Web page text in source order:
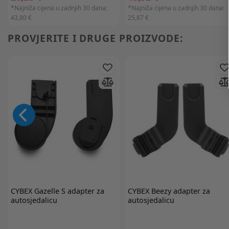
*Najniža cijena u zadnjih 30 dana:
43,80 €
*Najniža cijena u zadnjih 30 dana:
25,87 €
PROVJERITE I DRUGE PROIZVODE:
CYBEXGazelle S adapter za
autosjedalicu
CYBEX Beezy adapter za
autosjedalicu